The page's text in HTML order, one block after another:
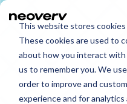
This website stores
These cookies are used to
about how you interact
us to remember you. We
order to improve and
experience and for